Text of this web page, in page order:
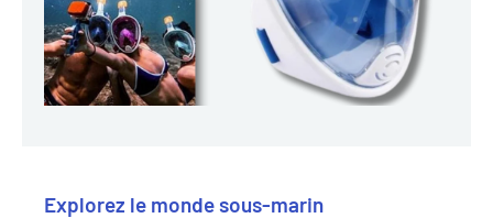
Explorez le monde sous-marin